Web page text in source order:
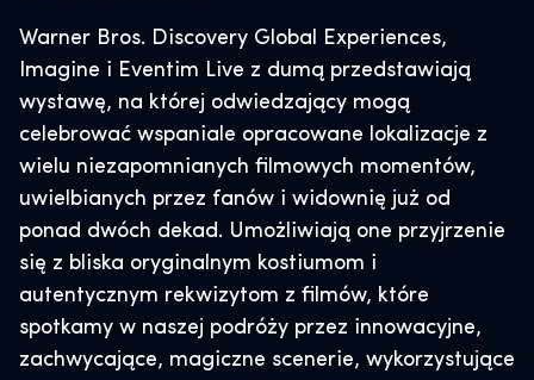
Warner Bros. Discovery Global Experiences,
Imagine i Eventim Live z dumą przedstawiają
wystawę, na której odwiedzający mogą
celebrować wspaniale opracowane lokalizacje z
wielu niezapomnianych filmowych momentów,
uwielbianych przez fanów i widownię już od
ponad dwóch dekad. Umożliwiają one przyjrzenie
się z bliska oryginalnym kostiumom i
autentycznym rekwizytom z filmów, które
spotkamy w naszej podróży przez innowacyjne,
zachwycające, magiczne scenerie, wykorzystujące